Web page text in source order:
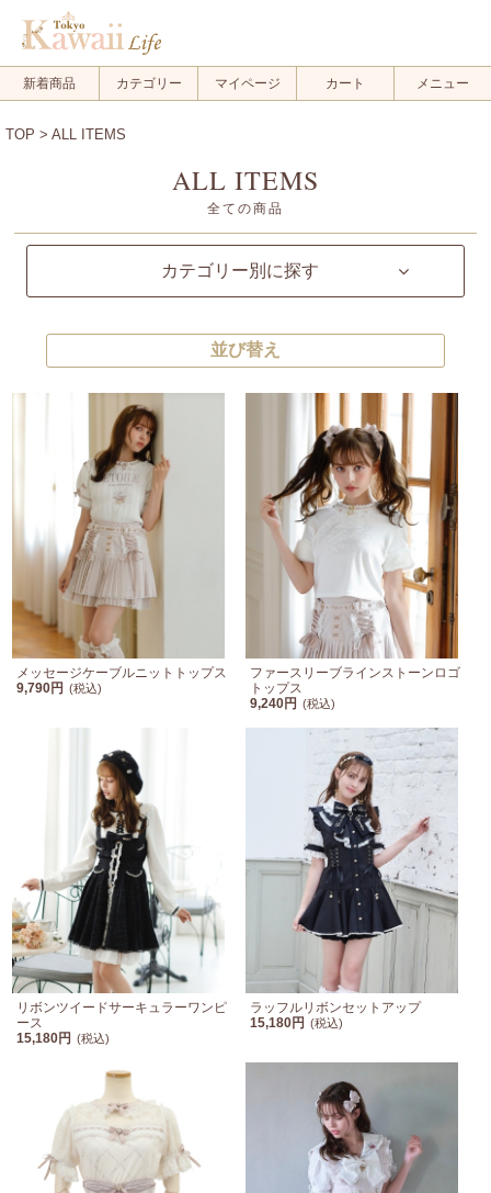
新着商品 カテゴリー マイページ カート メニュー
TOP > ALL ITEMS
ALL ITEMS
全ての商品
カテゴリー別に探す
並び替え
メッセージケーブルニットトップス
9,790円
(税込)
ファースリーブラインストーンロゴ
トップス
9,240円 (税込)
リボンツイードサーキュラーワンピ
ース
15,180円
(税込)
ラッフルリボンセットアップ
15,180円 (税込)